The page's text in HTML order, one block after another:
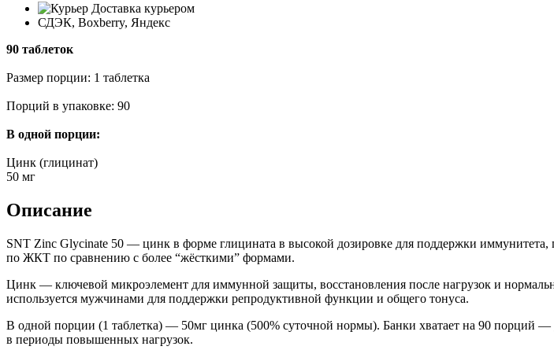
Доставка курьером
СДЭК, Boxberry, Яндекс
90 таблеток
Размер порции: 1 таблетка
Порций в упаковке: 90
В одной порции:
Цинк (глицинат)
50 мг
Описание
SNT Zinc Glycinate 50 — цинк в форме глицината в высокой дозировке для поддержки
по ЖКТ по сравнению с более “жёсткими” формами.
Цинк — ключевой микроэлемент для иммунной защиты, восстановления после нагрузок и
используется мужчинами для поддержки репродуктивной функции и общего тонуса.
В одной порции (1 таблетка) — 50мг цинка (500% суточной нормы). Банки хватает на 90 порций
в периоды повышенных нагрузок.